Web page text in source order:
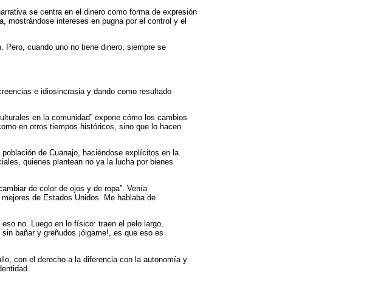
se centra en el dinero como forma de expresión
mostrándose intereses en pugna por el control y el
cuando uno no tiene dinero, siempre se
e idiosincrasia y dando como resultado
en la comunidad” expone cómo los cambios
en otros tiempos históricos, sino que lo hacen
de Cuanajo, haciéndose explícitos en la
quienes plantean no ya la lucha por bienes
de color de ojos y de ropa”. Venía
de Estados Unidos. Me hablaba de
no. Luego en lo físico: traen el pelo largo,
bañar y greñudos ¡óigame!, es que eso es
con el derecho a la diferencia con la autonomía y